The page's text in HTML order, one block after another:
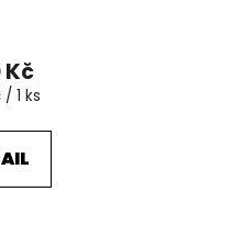
Kč
1 ks